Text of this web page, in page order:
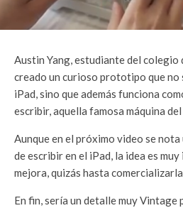
Austin Yang, estudiante del colegio
creado un curioso prototipo que no
iPad, sino que además funciona
escribir, aquella famosa máquina
Aunque en el próximo video se nota
de escribir en el iPad, la idea es
mejora, quizás hasta
En fin, sería un detalle muy Vintage